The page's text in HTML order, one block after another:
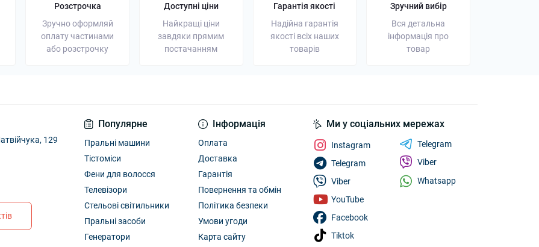
Розстрочка
Зручно оформляй
оплату частинами
або розстрочку
Доступні ціни
Найкращі ціни
завдяки прямим
постачанням
Гарантія якості
Надійна гарантія
якості всіх наших
товарів
Зручний вибір
Вся детальна
інформація про
товар
129
Популярне
Пральні машини
Тістоміси
Фени для волосся
Телевізори
Стельові світильники
Пральні засоби
Генератори
Інформація
Оплата
Доставка
Гарантія
Повернення та обмін
Політика безпеки
Умови угоди
Карта сайту
Ми у соціальних мережах
Instagram
Telegram
Viber
YouTube
Facebook
Tiktok
Telegram
Viber
Whatsapp